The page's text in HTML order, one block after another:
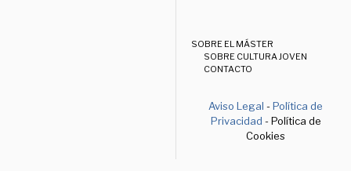
SOBRE EL MÁSTER
SOBRE CULTURA JOVEN
CONTACTO
Aviso Legal -Política de
Privacidad - Política de
Cookies